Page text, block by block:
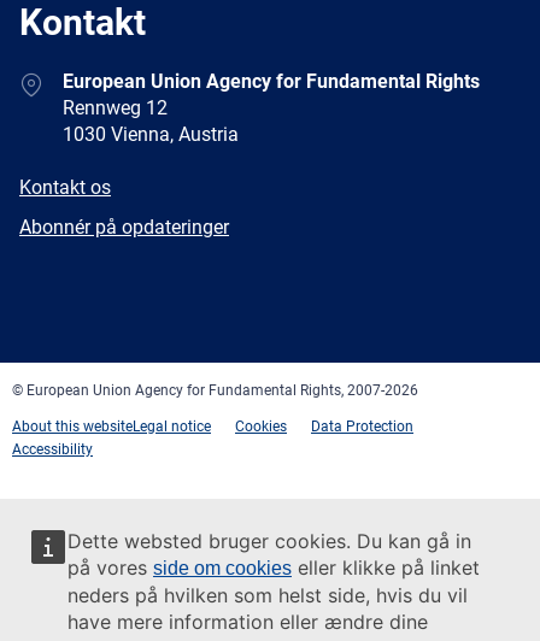
Dette websted bruger cookies. Du kan gå in
på vores side om cookies eller klikke på linket
neders på hvilken som helst side, hvis du vil
have mere information eller ændre dine
Kontakt
AddressEuropean Union Agency for Fundamental Rights
Rennweg 12
1030 Vienna, Austria
E-
Kontakt os
Newsletter
Abonnér på opdateringer
© European Union Agency for Fundamental Rights, 2007-2026
About this websiteLegal notice Cookies
Data Protection
Accessibility